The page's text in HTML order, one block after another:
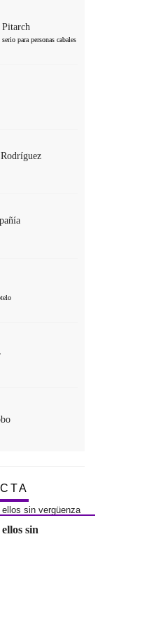
para personas cabales
sin